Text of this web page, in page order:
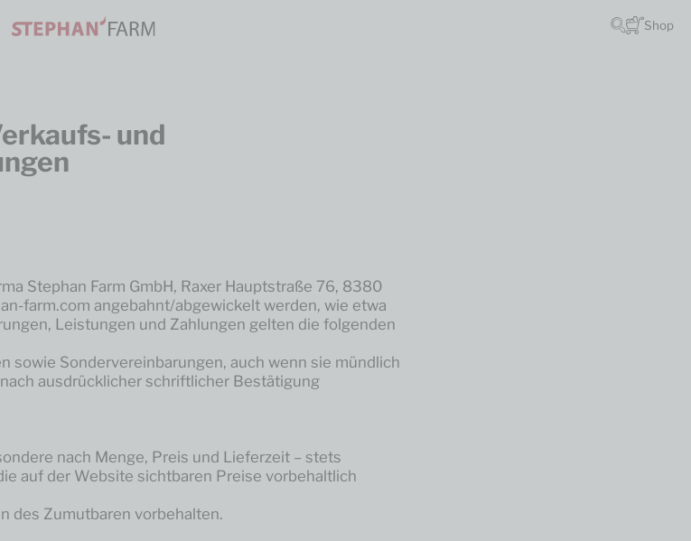
Shop
und
Stephan Farm GmbH, Raxer Hauptstraße 76, 8380
farm.com angebahnt/abgewickelt werden, wie etwa
Leistungen und Zahlungen gelten die folgenden
sowie Sondervereinbarungen, auch wenn sie mündlich
ausdrücklicher schriftlicher Bestätigung
nach Menge, Preis und Lieferzeit – stets
auf der Website sichtbaren Preise vorbehaltlich
des Zumutbaren vorbehalten.